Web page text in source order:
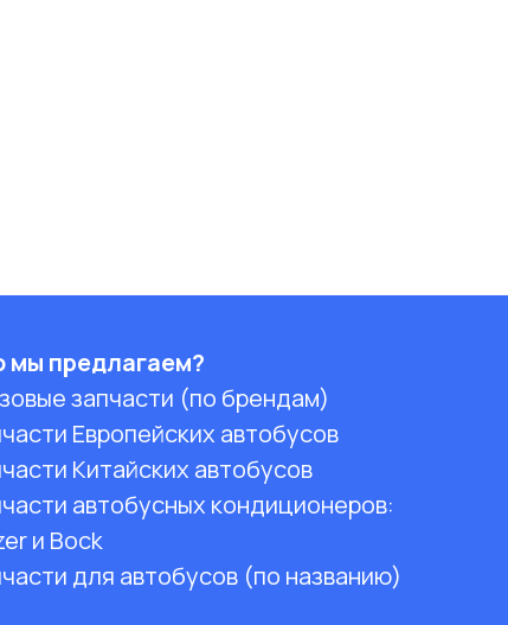
мы предлагаем?
запчасти (по брендам)
Европейских автобусов
Китайских автобусов
автобусных кондиционеров:
и Bock
для автобусов (по названию)